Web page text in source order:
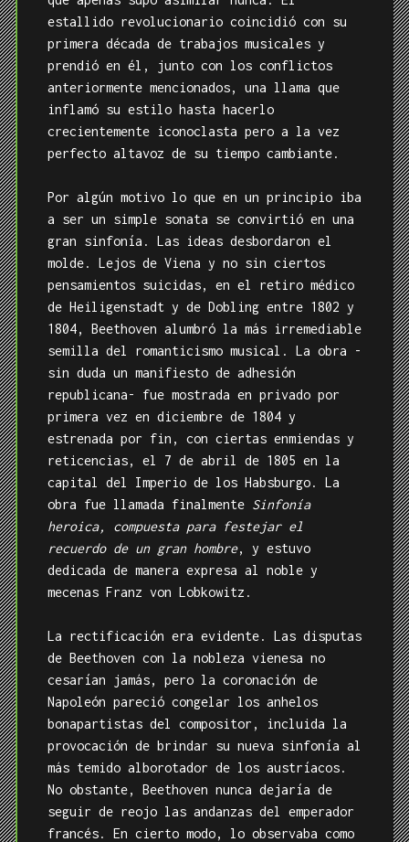
estallido revolucionario coincidió con su
primera década de trabajos musicales y
prendió en él, junto con los conflictos
anteriormente mencionados, una llama que
inflamó su estilo hasta hacerlo
crecientemente iconoclasta pero a la vez
perfecto altavoz de su tiempo cambiante.
Por algún motivo lo que en un principio iba
a ser un simple sonata se convirtió en una
gran sinfonía. Las ideas desbordaron el
molde. Lejos de Viena y no sin ciertos
pensamientos suicidas, en el retiro médico
de Heiligenstadt y de Dobling entre 1802 y
1804, Beethoven alumbró la más irremediable
semilla del romanticismo musical. La obra -
sin duda un manifiesto de adhesión
republicana- fue mostrada en privado por
primera vez en diciembre de 1804 y
estrenada por fin, con ciertas enmiendas y
reticencias, el 7 de abril de 1805 en la
capital del Imperio de los Habsburgo. La
obra fue llamada finalmente Sinfonía
heroica, compuesta para festejar el
recuerdo de un gran hombre, y estuvo
dedicada de manera expresa al noble y
mecenas Franz von Lobkowitz.
La rectificación era evidente. Las disputas
de Beethoven con la nobleza vienesa no
cesarían jamás, pero la coronación de
Napoleón pareció congelar los anhelos
bonapartistas del compositor, incluida la
provocación de brindar su nueva sinfonía al
más temido alborotador de los austríacos.
No obstante, Beethoven nunca dejaría de
seguir de reojo las andanzas del emperador
francés. En cierto modo, lo observaba como